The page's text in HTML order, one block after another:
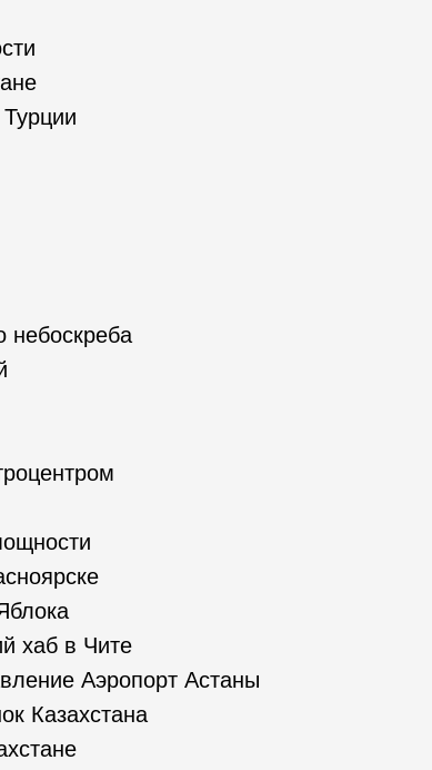
небоскреба
хаб в Чите
Аэропорт Астаны
Казахстана